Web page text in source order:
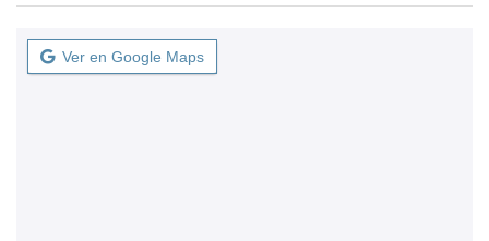
Ver en Google Maps